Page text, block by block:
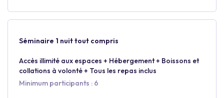
Séminaire 1 nuit tout compris
Accès illimité aux espaces + Hébergement + Boissons et
collations à volonté + Tous les repas inclus
Minimum participants : 6